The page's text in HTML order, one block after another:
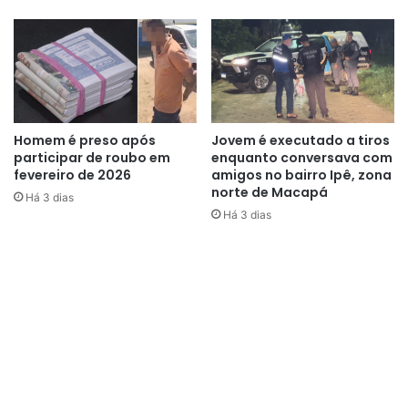
foi apreendido e encaminhado à Delegacia de Polícia de
Porto Grande para os procedimentos cabíveis.
A faca utilizada no ato infracional foi encontrada e
apreendida pelos policiais. Já a vítima, devido à gravidade
dos ferimentos, precisou ser transferida para o município
de Macapá, onde recebeu atendimento médico
especializado.
Homem é preso após
participar de roubo em
fevereiro de 2026
Há 3 dias
Jovem é executado a tiros
enquanto conversava com
amigos no bairro Ipê, zona
norte de Macapá
Há 3 dias